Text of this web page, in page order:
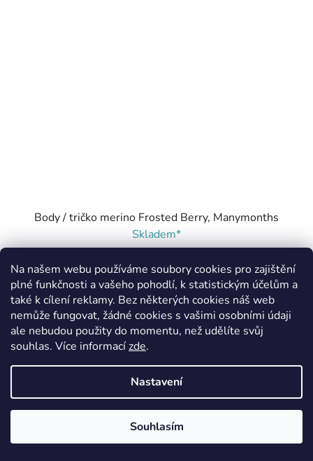
Na našem webu používáme soubory cookies pro zajištění
plné funkčnosti a vašeho pohodlí, k statistickým účelům a
také k cílení reklamy. Bez některých cookies náš web
nemůže fungovat, žádné cookies s vašimi osobními údaji
ale nebudou použity do momentu, než udělíte svůj
souhlas. Více informacízde.
Nastavení
Souhlasím
Body / tričko merino Frosted Berry, Manymonths
Skladem*
679 Kč
(–30 %)
DETAIL